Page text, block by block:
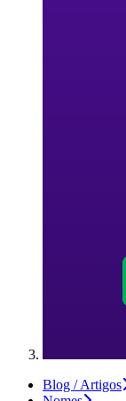
Blog / Artigos